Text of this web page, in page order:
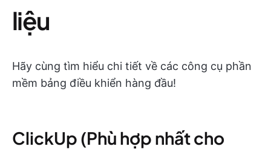
liệu
Hãy cùng tìm hiểu chi tiết về các công cụ phần
mềm bảng điều khiển hàng đầu!
ClickUp (Phù hợp nhất cho